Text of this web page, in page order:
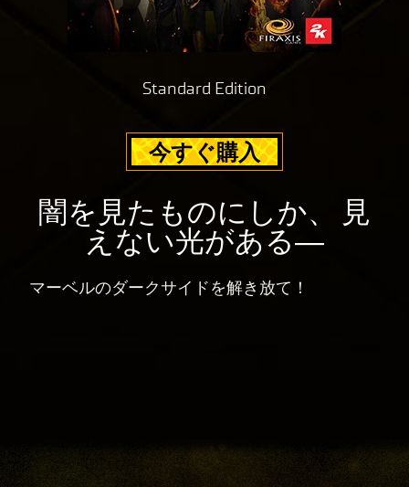
Standard Edition
今すぐ購入
闇を見たものにしか、 見
えない光がある―
マーベルのダークサイドを解き放て！